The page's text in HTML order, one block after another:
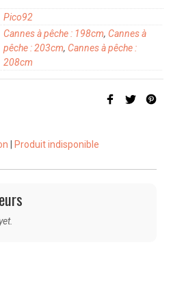
Pico92
Cannes à pêche : 198cm, Cannes à
pêche : 203cm, Cannes à pêche :
208cm
Produit indisponible